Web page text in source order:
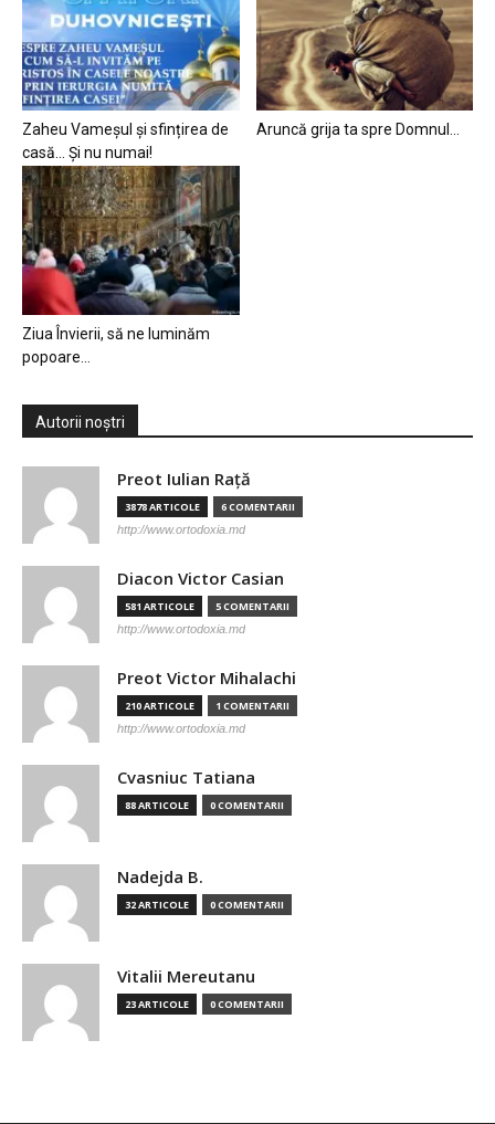
Zaheu Vameșul și sfințirea de
casă… Și nu numai!
Aruncă grija ta spre Domnul…
Ziua Învierii, să ne luminăm
popoare…
Autorii noștri
Preot Iulian Raţă
3878 ARTICOLE 6 COMENTARII
http://www.ortodoxia.md
Diacon Victor Casian
581 ARTICOLE 5 COMENTARII
http://www.ortodoxia.md
Preot Victor Mihalachi
210 ARTICOLE 1 COMENTARII
http://www.ortodoxia.md
Cvasniuc Tatiana
88 ARTICOLE 0 COMENTARII
Nadejda B.
32 ARTICOLE 0 COMENTARII
Vitalii Mereutanu
23 ARTICOLE 0 COMENTARII